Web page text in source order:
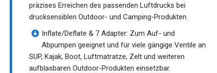
präzises Erreichen des passenden Luftdrucks bei
drucksensiblen Outdoor- und Camping-Produkten.
Inflate/Deflate & 7 Adapter: Zum Auf- und
Abpumpen geeignet und für viele gängige Ventile an
SUP, Kajak, Boot, Luftmatratze, Zelt und weiteren
aufblasbaren Outdoor-Produkten einsetzbar.